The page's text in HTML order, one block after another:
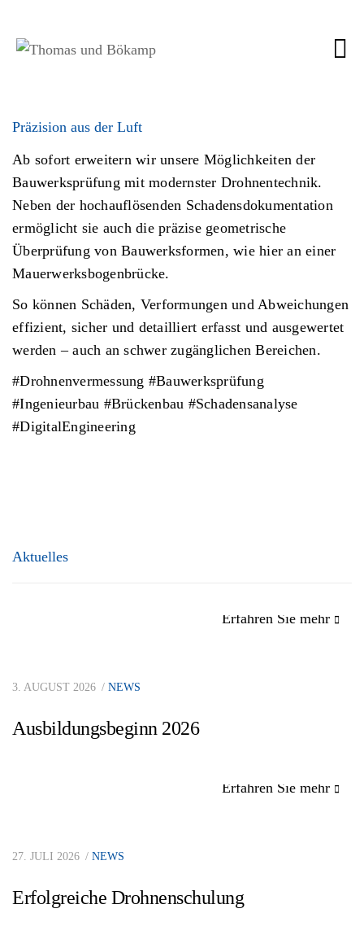
Präzision aus der Luft
Ab sofort erweitern wir unsere Möglichkeiten der
Bauwerksprüfung mit modernster Drohnentechnik.
Neben der hochauflösenden Schadensdokumentation
ermöglicht sie auch die präzise geometrische
Überprüfung von Bauwerksformen, wie hier an einer
Mauerwerksbogenbrücke.
So können Schäden, Verformungen und Abweichungen
effizient, sicher und detailliert erfasst und ausgewertet
werden – auch an schwer zugänglichen Bereichen.
#Drohnenvermessung #Bauwerksprüfung
#Ingenieurbau #Brückenbau #Schadensanalyse
#DigitalEngineering
Aktuelles
Erfahren Sie mehr
3. AUGUST 2026 NEWS
Ausbildungsbeginn 2026
Erfahren Sie mehr
27. JULI 2026 NEWS
Erfolgreiche Drohnenschulung